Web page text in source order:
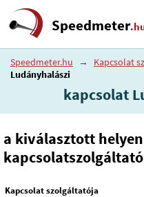
Speedmeter
Speedmeter.hu → Kapcsolat
Ludányhalászi
kapcsolat
a kiválasztott
Kapcsolat szolgáltatója